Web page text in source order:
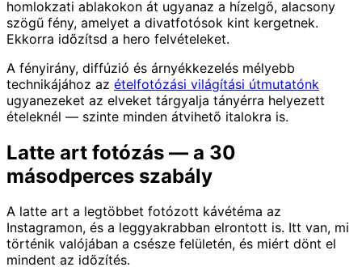
homlokzati ablakokon át ugyanaz a hízelgő, alacsony
szögű fény, amelyet a divatfotósok kint kergetnek.
Ekkorra időzítsd a hero felvételeket.
A fényirány, diffúzió és árnyékkezelés mélyebb
technikájához az ételfotózási világítási útmutatónk
ugyanezeket az elveket tárgyalja tányérra helyezett
ételeknél — szinte minden átvihető italokra is.
Latte art fotózás — a 30
másodperces szabály
A latte art a legtöbbet fotózott kávétéma az
Instagramon, és a leggyakrabban elrontott is. Itt van, mi
történik valójában a csésze felületén, és miért dönt el
mindent az időzítés.